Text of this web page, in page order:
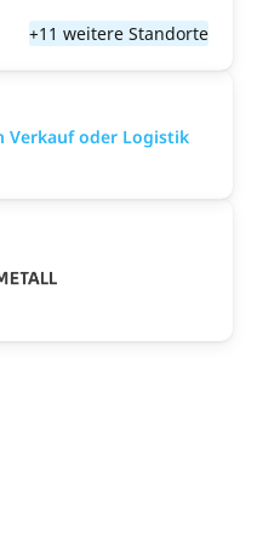
+11 weitere Standorte
Verkauf oder Logistik